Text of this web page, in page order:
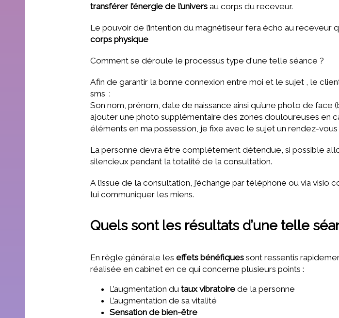
transférer l’énergie de l’univers au corps du receveur.
Le pouvoir de l’intention du magnétiseur fera écho au receveur
corps physique
Comment se déroule le processus type d'une telle séance ?
Afin de garantir la bonne connexion entre moi et le sujet , le
sms :
Son nom, prénom, date de naissance ainsi qu’une photo de
ajouter une photo supplémentaire des zones douloureuses en
éléments en ma possession, je fixe avec le sujet un rendez-vous
La personne devra être complétement détendue, si possible
silencieux pendant la totalité de la consultation.
A l’issue de la consultation, j’échange par téléphone ou via
lui communiquer les miens.
Quels sont les résultats d’une telle
En règle générale les effets bénéfiques sont ressentis
réalisée en cabinet en ce qui concerne plusieurs points :
L’augmentation du taux vibratoire de la personne
L’augmentation de sa vitalité
Sensation de bien-être